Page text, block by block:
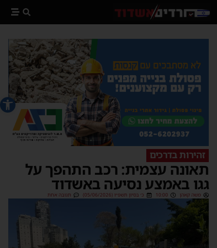
פתח
זהירות בדרכים
תאונה עצמית: רכב התהפך על
גגו באמצע נסיעה באשדוד
משה קאהן 10:00 כ׳ בסיון תשפ״ו (05/06/2026) תגובה אחת